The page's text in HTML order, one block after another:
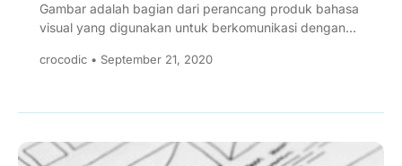
Gambar adalah bagian dari perancang produk bahasa
visual yang digunakan untuk berkomunikasi dengan
crocodic • September 21, 2020